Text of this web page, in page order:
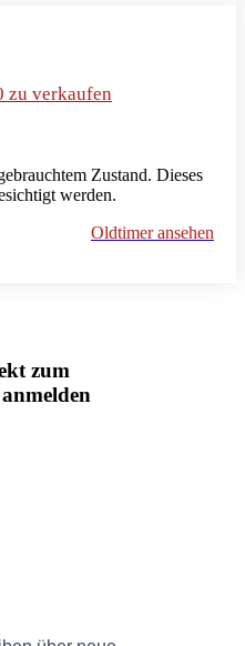
zu verkaufen
Zustand. Dieses
werden.
Oldtimer ansehen
zum